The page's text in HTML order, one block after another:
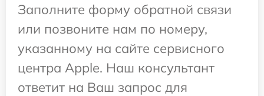
Заполните форму обратной связи
или позвоните нам по номеру,
указанному на сайте сервисного
центра Apple. Наш консультант
ответит на Ваш запрос для